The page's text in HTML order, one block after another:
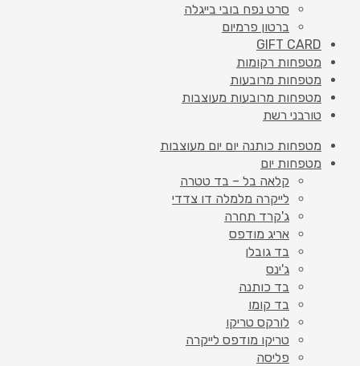
סרט נפח בובי בייגלה
ברטון פרמיום
GIFT CARD
מטפחות רקומות
מטפחות מרובעות
מטפחות מרובעות מעוצבות
טורבני רשת
מטפחות כותנה יום יום מעוצבות
מטפחות יום
קלאה בל – בד טטרה
לייקרה מלמלה דו צדדי
ג'קרד תחרה
אריג מודפס
בד גובלן
ג'ינס
בד כותנה
בד קומו
לורקס טריקו
טריקו מודפס לייקרה
פליסה